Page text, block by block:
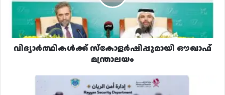
വിദ്യാർത്ഥികൾക്ക് സ്കോളർഷിപ്പുമായി ഔഖാഫ്
മന്ത്രാലയം